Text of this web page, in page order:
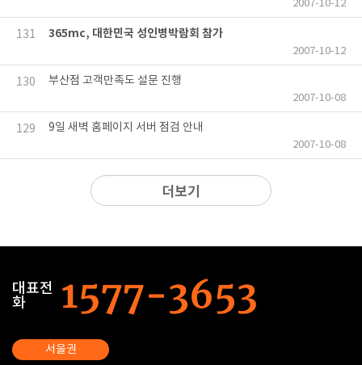
2007-10-12
131 365mc, 대한민국 성인병박람회 참가
2007-10-12
130 부산점 고객만족도 설문 진행
2007-10-08
129 9일 새벽 홈페이지 서버 점검 안내
2007-10-08
더보기
대표전
화